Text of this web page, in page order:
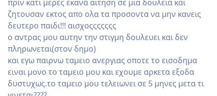
πριν κατι μερες εκανα αιτηση σε μια δουλεια και
ζητουσαν εκτος απο ολα τα προσοντα να μην κανεις
δευτερο παιδι!!! αισχοςςςςςςς
ο αντρας μου αυτην την στιγμη δουλευει και δεν
πληρωνεται(στον δημο)
και εγω παιρνω ταμειο ανεργιας οποτε το εισοδημα
ειναι μονο το ταμειο μου και εχουμε αρκετα εξοδα
δυστυχως.το ταμειο μου τελειωνει σε 5 μηνες μετα τι